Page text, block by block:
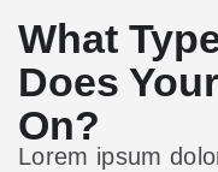
What
Does
On?
Lorem ipsum